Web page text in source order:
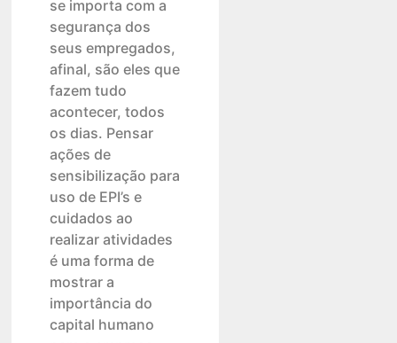
se importa com a
segurança dos
seus empregados,
afinal, são eles que
fazem tudo
acontecer, todos
os dias. Pensar
ações de
sensibilização para
uso de EPI’s e
cuidados ao
realizar atividades
é uma forma de
mostrar a
importância do
capital humano